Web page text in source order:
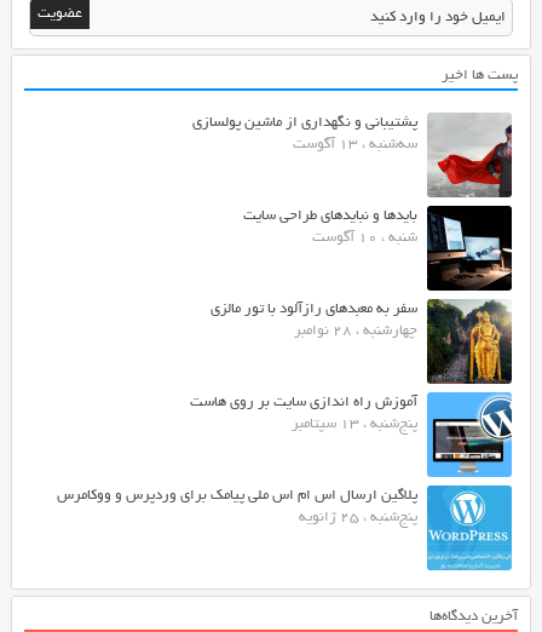
پست ها اخیر
پشتیبانی و نگهداری از ماشین پولسازی
سه‌شنبه ، 13 آگوست
بایدها و نبایدهای طراحی سایت
شنبه ، 10 آگوست
سفر به معبدهای رازآلود با تور مالزی
چهارشنبه ، 28 نوامبر
آموزش راه اندازی سایت بر روی هاست
پنج‌شنبه ، 13 سپتامبر
پلاگین ارسال اس ام اس ملی پیامک برای وردپرس و ووکامرس
پنج‌شنبه ، 25 ژانویه
آخرین دیدگاه‌ها